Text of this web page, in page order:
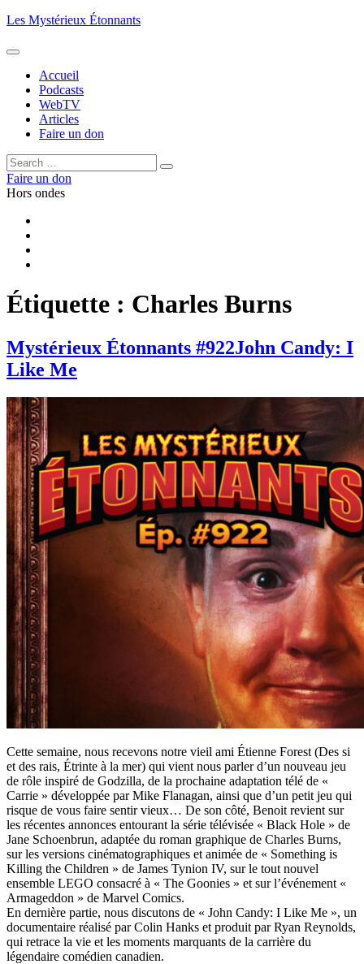
Aller
contenu
Les Mystérieux Étonnants
Accueil
Podcasts
WebTV
Articles
Faire un don
Rechercher :
Rechercher
Faire un don
Hors ondes
Étiquette : Charles Burns
Mystérieux Étonnants #922John Candy: I
Like Me
Cette semaine, nous recevons notre vieil ami Étienne Forest (Des si
et des rais, Étrinte à la mer) qui vient nous parler d’un nouveau jeu
de rôle inspiré de Godzilla, de la prochaine adaptation télé de «
Carrie » développée par Mike Flanagan, ainsi que d’un petit jeu qui
risque de vous faire sentir vieux… De son côté, Benoit revient sur
les récentes annonces entourant la série télévisée « Black Hole » de
Jane Schoenbrun, adaptée du roman graphique de Charles Burns,
sur les versions cinématographiques et animée de « Something is
Killing the Children » de James Tynion IV, sur le tout nouvel
ensemble LEGO consacré à « The Goonies » et sur l’événement «
Armageddon » de Marvel Comics.
En dernière partie, nous discutons de « John Candy: I Like Me », un
documentaire réalisé par Colin Hanks et produit par Ryan Reynolds,
qui retrace la vie et les moments marquants de la carrière du
légendaire comédien canadien.